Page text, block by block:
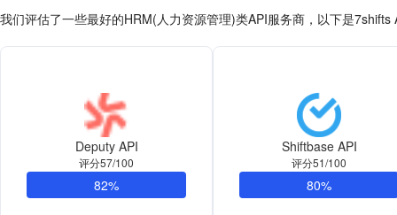
我们评估了一些最好的HRM(人力资源管理)类API服务商，以下是7shifts
Deputy API
评分57/100
82%
Shiftbase API
评分51/100
80%